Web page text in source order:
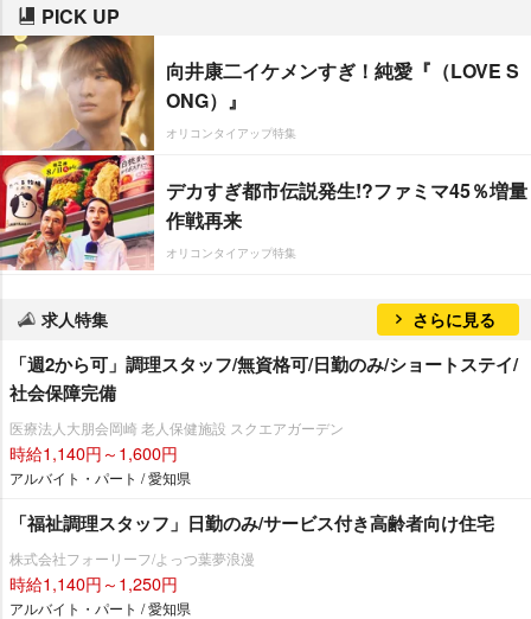
PICK UP
向井康二イケメンすぎ！純愛『（LOVE S
ONG）』
オリコンタイアップ特集
デカすぎ都市伝説発生!?ファミマ45％増量
作戦再来
オリコンタイアップ特集
求人特集 さらに見る
「週2から可」調理スタッフ/無資格可/日勤のみ/ショートステイ/
社会保障完備
医療法人大朋会岡崎 老人保健施設 スクエアガーデン
時給1,140円～1,600円
アルバイト・パート / 愛知県
「福祉調理スタッフ」日勤のみ/サービス付き高齢者向け住宅
株式会社フォーリーフ/よっつ葉夢浪漫
時給1,140円～1,250円
アルバイト・パート / 愛知県